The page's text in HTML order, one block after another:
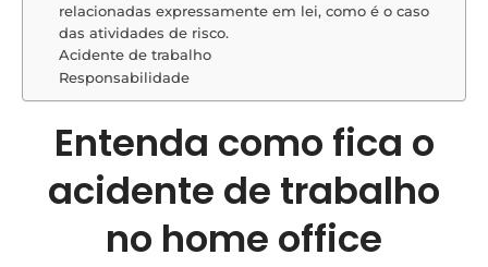
relacionadas expressamente em lei, como é o caso
das atividades de risco.
Acidente de trabalho
Responsabilidade
Entenda como fica o
acidente de trabalho
no home office